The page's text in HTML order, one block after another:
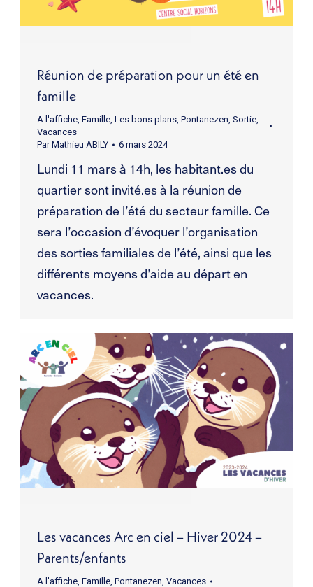
Réunion de préparation pour un été en
famille
A l'affiche, Famille, Les bons plans, Pontanezen Sortie,
Vacances
ParMathieu ABILY 6 mars 2024
Lundi 11 mars à 14h, les habitant.es du
quartier sont invité.es à la réunion de
préparation de l’été du secteur famille. Ce
sera l’occasion d’évoquer l’organisation
des sorties familiales de l’été, ainsi que les
différents moyens d’aide au départ en
vacances.
Les vacances Arc en ciel – Hiver 2024 –
Parents/enfants
A l'affiche, Famille, Pontanezen Vacances